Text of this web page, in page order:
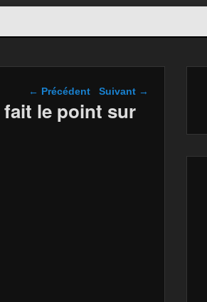
Navigation dans les
← Précédent Suivant →
fait le point sur